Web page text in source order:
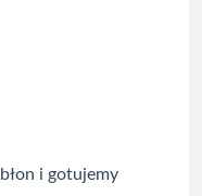
i gotujemy